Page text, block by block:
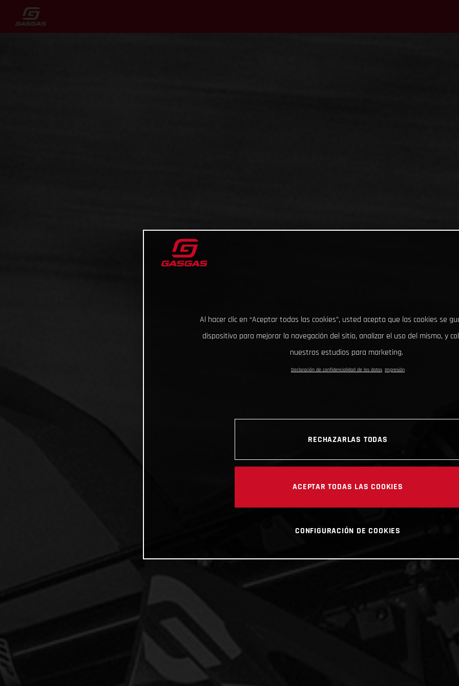
Al hacer clic en “Aceptar todas las cookies”, usted acepta que las cookies se
dispositivo para mejorar la navegación del sitio, analizar el uso del mismo, y
nuestros estudios para marketing.
Declaración de confidencialidad de los datos Impresión
RECHAZARLAS TODAS
ACEPTAR TODAS LAS COOKIES
CONFIGURACIÓN DE COOKIES